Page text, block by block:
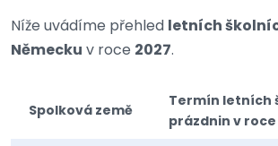
Níže uvádíme přehled letních
Německu v roce 2027.
Spolková země
Termín letních
prázdnin v roce